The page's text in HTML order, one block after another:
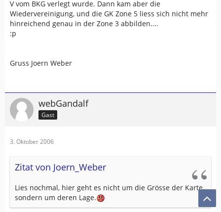
V vom BKG verlegt wurde. Dann kam aber die
Wiedervereinigung, und die GK Zone 5 liess sich nicht mehr
hinreichend genau in der Zone 3 abbilden....
:p
Gruss Joern Weber
webGandalf
Gast
3. Oktober 2006
Zitat von Joern_Weber
Lies nochmal, hier geht es nicht um die Grösse der Karte,
sondern um deren Lage.